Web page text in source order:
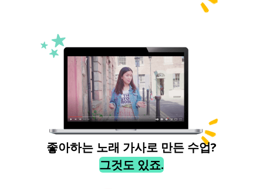
좋아하는 노래 가사로 만든 수업?
그것도 있죠.